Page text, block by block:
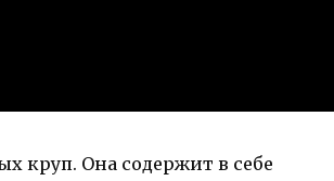
круп. Она содержит в себе